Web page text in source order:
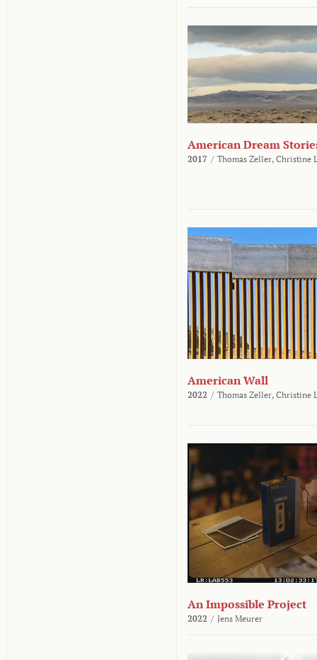
American Dream
2017 / Thomas Zeller, Christine
American Wall
2022 / Thomas Zeller, Christine
An Impossible Project
2022 / Jens Meurer